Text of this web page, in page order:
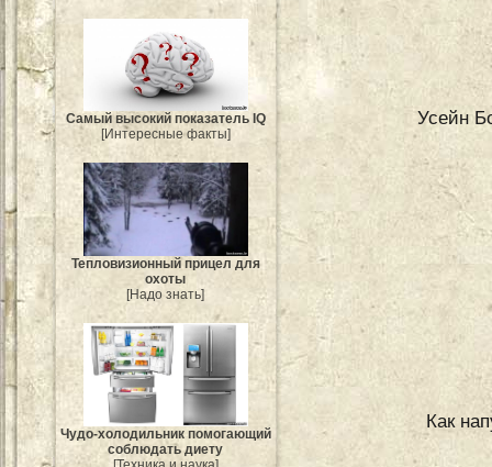
Самый высокий показатель IQ
[Интересные факты]
Тепловизионный прицел для
охоты
[Надо знать]
Чудо-холодильник помогающий
соблюдать диету
Усейн
Как